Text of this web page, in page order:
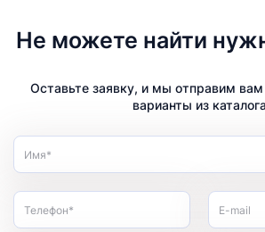
Не можете найти
Оставьте заявку, и мы отправим
варианты из каталога
Имя*
Телефон* E-mail